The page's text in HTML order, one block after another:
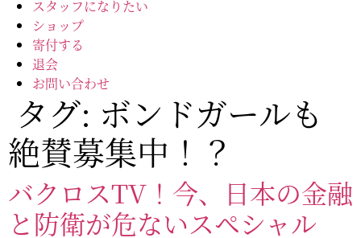
スタッフになりたい
ショップ
寄付する
退会
お問い合わせ
タグ: ボンドガールも
絶賛募集中！？
バクロスTV！今、日本の金融
と防衛が危ないスペシャル